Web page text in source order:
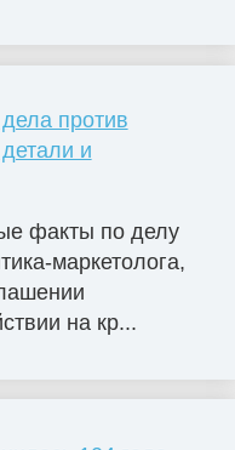
против
и
факты по делу
маркетолога,
на кр...